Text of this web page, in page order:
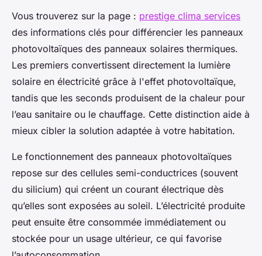
Vous trouverez sur la page : prestige clima services
des informations clés pour différencier les panneaux
photovoltaïques des panneaux solaires thermiques.
Les premiers convertissent directement la lumière
solaire en électricité grâce à l'effet photovoltaïque,
tandis que les seconds produisent de la chaleur pour
l’eau sanitaire ou le chauffage. Cette distinction aide à
mieux cibler la solution adaptée à votre habitation.
Le fonctionnement des panneaux photovoltaïques
repose sur des cellules semi-conductrices (souvent
du silicium) qui créent un courant électrique dès
qu’elles sont exposées au soleil. L’électricité produite
peut ensuite être consommée immédiatement ou
stockée pour un usage ultérieur, ce qui favorise